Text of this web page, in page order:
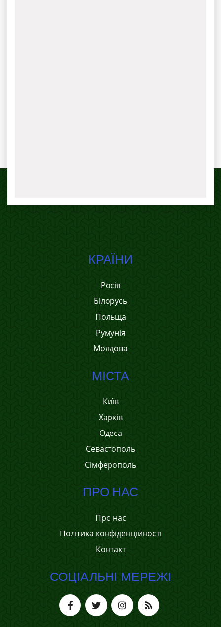
КРАЇНИ
Росія
Білорусь
Польща
Румунія
Молдова
МІСТА
Київ
Харків
Одеса
Севастополь
Сімферополь
ПРО НАС
Про нас
Політика конфіденційності
Контакт
СОЦІАЛЬНІ МЕРЕЖІ